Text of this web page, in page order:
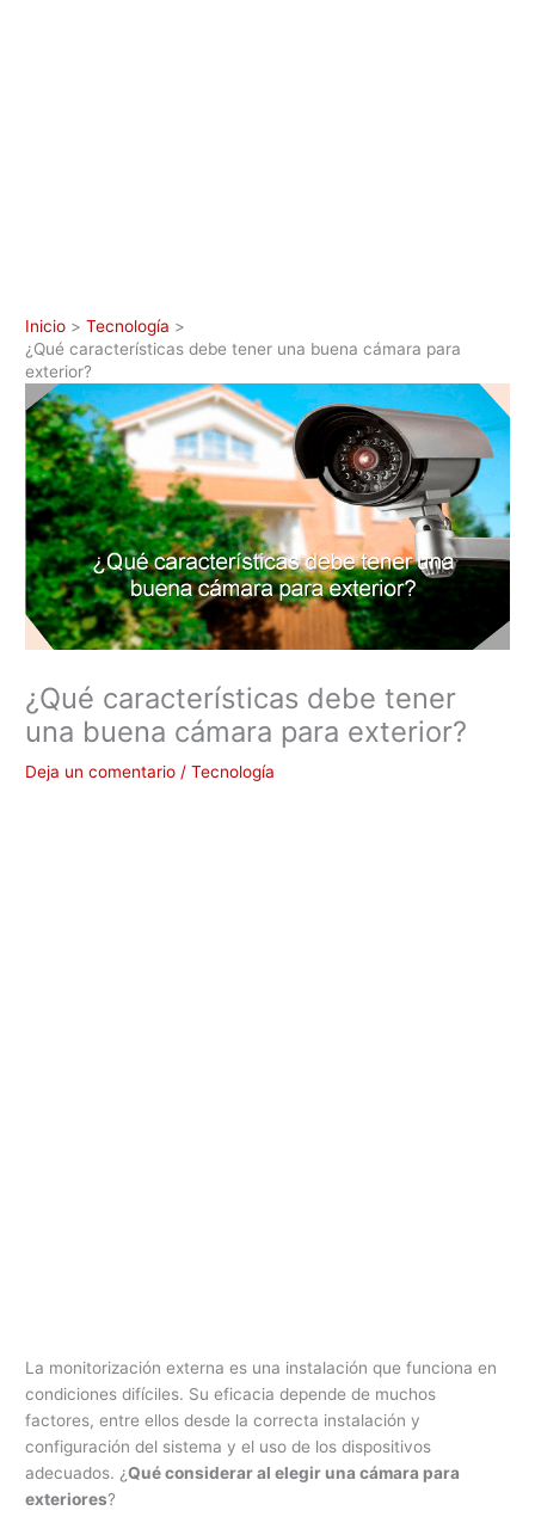
Inicio
Tecnología
¿Qué características debe tener una buena cámara para
exterior?
¿Qué características debe tener
una buena cámara para exterior?
Deja un comentario /Tecnología
La monitorización externa es una instalación que funciona en
condiciones difíciles. Su eficacia depende de muchos
factores, entre ellos desde la correcta instalación y
configuración del sistema y el uso de los dispositivos
adecuados. ¿Qué considerar al elegir una cámara para
exteriores?